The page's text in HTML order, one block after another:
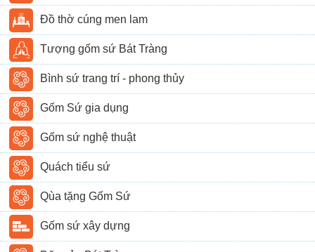
Đồ thờ cúng men lam
Tượng gốm sứ Bát Tràng
Bình sứ trang trí - phong thủy
Gốm Sứ gia dụng
Gốm sứ nghệ thuật
Quách tiểu sứ
Qùa tặng Gốm Sứ
Gốm sứ xây dựng